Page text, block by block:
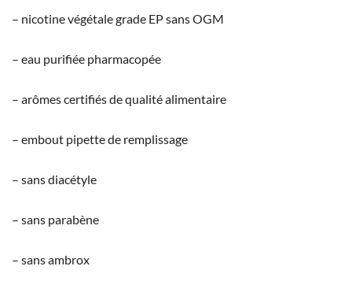
– nicotine végétale grade EP sans OGM
– eau purifiée pharmacopée
– arômes certifiés de qualité alimentaire
– embout pipette de remplissage
– sans diacétyle
– sans parabène
– sans ambrox